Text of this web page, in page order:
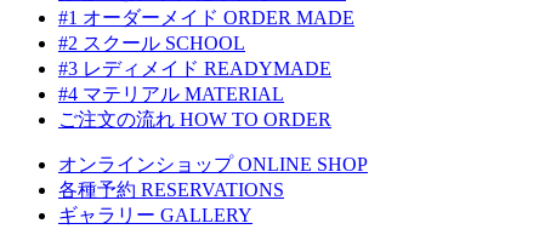
#1 オーダーメイド ORDER MADE
#2 スクール SCHOOL
#3 レディメイド READYMADE
#4 マテリアル MATERIAL
ご注文の流れ HOW TO ORDER
オンラインショップ ONLINE SHOP
各種予約 RESERVATIONS
ギャラリー GALLERY